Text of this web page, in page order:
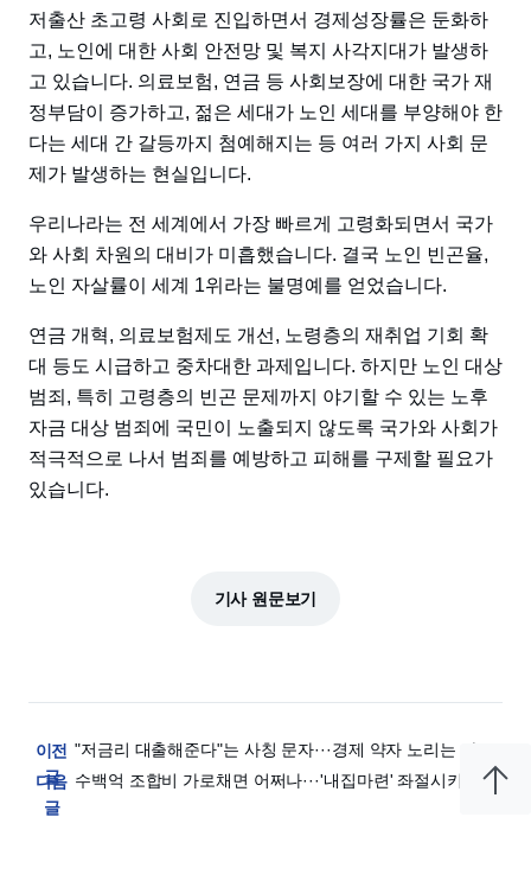
저출산 초고령 사회로 진입하면서 경제성장률은 둔화하
고, 노인에 대한 사회 안전망 및 복지 사각지대가 발생하
고 있습니다. 의료보험, 연금 등 사회보장에 대한 국가 재
정부담이 증가하고, 젊은 세대가 노인 세대를 부양해야 한
다는 세대 간 갈등까지 첨예해지는 등 여러 가지 사회 문
제가 발생하는 현실입니다.
우리나라는 전 세계에서 가장 빠르게 고령화되면서 국가
와 사회 차원의 대비가 미흡했습니다. 결국 노인 빈곤율,
노인 자살률이 세계 1위라는 불명예를 얻었습니다.
연금 개혁, 의료보험제도 개선, 노령층의 재취업 기회 확
대 등도 시급하고 중차대한 과제입니다. 하지만 노인 대상
범죄, 특히 고령층의 빈곤 문제까지 야기할 수 있는 노후
자금 대상 범죄에 국민이 노출되지 않도록 국가와 사회가
적극적으로 나서 범죄를 예방하고 피해를 구제할 필요가
있습니다.
기사 원문보기
이전
글
"저금리 대출해준다"는 사칭 문자···경제 약자 노리는 사금
융 범죄 [김형수의 서민 울리는 범죄들]
수백억 조합비 가로채면 어쩌나···'내집마련' 좌절시키는 주
다음
글